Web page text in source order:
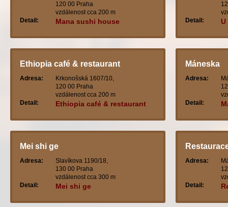
120 00 Praha
vzdálenost cca 200 m
Detail:
Mana sushi house
Detail:
Ethiopia café & restaurant
Adresa:
Krkonošská 1607/10,
120 00 Praha
vzdálenost cca 200 m
Detail:
Ethiopia café & restaurant
Máneska
Adresa:
Detail:
Mei shi ge
Adresa:
Slavíkova 1190/18,
130 00 Praha
vzdálenost cca 300 m
Detail:
Mei shi ge
Adresa:
Detail: